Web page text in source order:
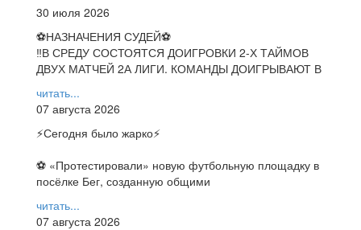
30 июля 2026
⚽НАЗНАЧЕНИЯ СУДЕЙ⚽
‼В СРЕДУ СОСТОЯТСЯ ДОИГРОВКИ 2-Х ТАЙМОВ
ДВУХ МАТЧЕЙ 2А ЛИГИ. КОМАНДЫ ДОИГРЫВАЮТ В
читать...
07 августа 2026
⚡️Сегодня было жарко⚡️
⚽ ️«Протестировали» новую футбольную площадку в
посёлке Бег, созданную общими
читать...
07 августа 2026